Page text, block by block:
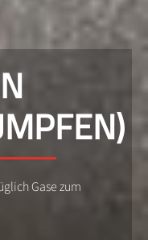
Gase zum